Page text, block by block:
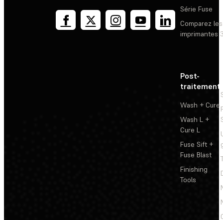
Série Fuse
Comparez les
imprimantes
Post-
traitement
Wash + Cure
Wash L +
Cure L
Fuse Sift +
Fuse Blast
Finishing
Tools